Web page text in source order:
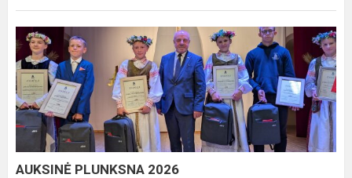
AUKSINĖ
PLUNKSNA
2026
AUKSINĖ PLUNKSNA 2026